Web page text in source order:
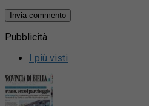
Pubblicità
I più visti